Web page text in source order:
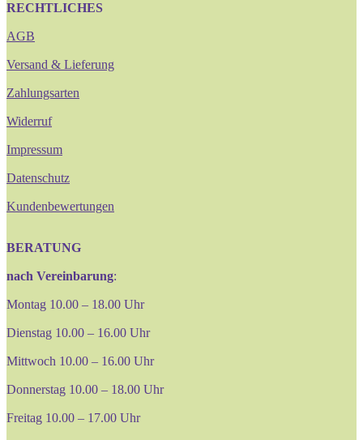
RECHTLICHES
AGB
Versand & Lieferung
Zahlungsarten
Widerruf
Impressum
Datenschutz
Kundenbewertungen
BERATUNG
nach Vereinbarung:
Montag 10.00 – 18.00 Uhr
Dienstag 10.00 – 16.00 Uhr
Mittwoch 10.00 – 16.00 Uhr
Donnerstag 10.00 – 18.00 Uhr
Freitag 10.00 – 17.00 Uhr